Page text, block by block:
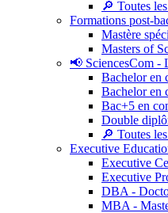
🔎 Toutes
Formations post-
Mastère
Masters of
📢 SciencesCom -
Bachelor en
Bachelor en
Bac+5 en
Double
🔎 Toutes
Executive
Executive
Executive
DBA -
MBA -